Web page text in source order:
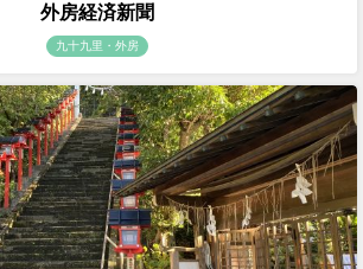
外房経済新聞
九十九里・外房